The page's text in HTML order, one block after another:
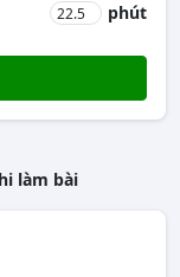
phút
làm bài